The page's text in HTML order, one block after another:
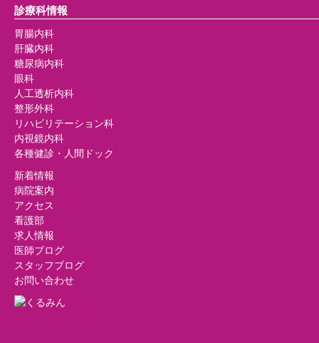
診療科情報
胃腸内科
肝臓内科
糖尿病内科
眼科
人工透析内科
整形外科
リハビリテーション科
内視鏡内科
各種健診・人間ドック
新着情報
病院案内
アクセス
看護部
求人情報
医師ブログ
スタッフブログ
お問い合わせ